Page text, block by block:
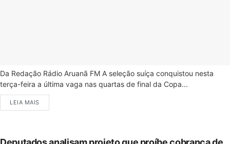
Da Redação Rádio Aruanã FM A seleção suíça conquistou nesta
terça-feira a última vaga nas quartas de final da Copa...
LEIA MAIS